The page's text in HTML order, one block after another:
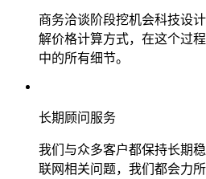
商务洽谈阶段挖机会科技设
解价格计算方式，在这个过
中的所有细节。
长期顾问服务
我们与众多客户都保持长期
联网相关问题，我们都会力